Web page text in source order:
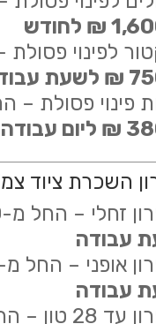
₪ לחודש
לפינוי
עבודה
פינוי פסולת –
עבודה
השכרת ציוד
זחלי – החל מ-
עבודה
אופני – החל
עבודה
מחפרון עד 28 טון